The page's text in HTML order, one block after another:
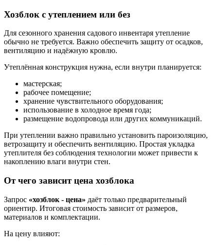
Хозблок с утеплением или без
Для сезонного хранения садового инвентаря утепление
обычно не требуется. Важно обеспечить защиту от осадков,
вентиляцию и надёжную кровлю.
Утеплённая конструкция нужна, если внутри планируется:
мастерская;
рабочее помещение;
хранение чувствительного оборудования;
использование в холодное время года;
размещение водопровода или других коммуникаций.
При утеплении важно правильно установить пароизоляцию,
ветрозащиту и обеспечить вентиляцию. Простая укладка
утеплителя без соблюдения технологии может привести к
накоплению влаги внутри стен.
От чего зависит цена хозблока
Запрос «хозблок - цена» даёт только предварительный
ориентир. Итоговая стоимость зависит от размеров,
материалов и комплектации.
На цену влияют: